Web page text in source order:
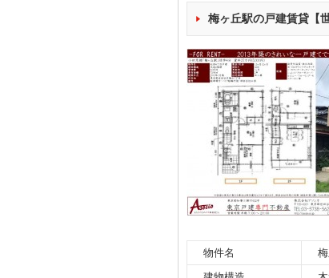
梅ヶ丘駅の戸建賃貸【
物件名